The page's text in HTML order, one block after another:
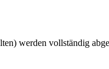
werden vollständig